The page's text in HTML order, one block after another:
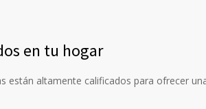
en tu hogar
están altamente calificados para ofrecer